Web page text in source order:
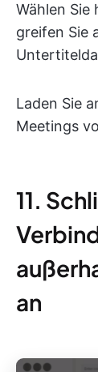
Wählen Sie
greifen Sie
Laden Sie
Meetings
11.
an